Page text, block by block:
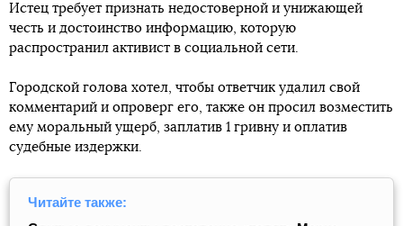
Истец требует признать недостоверной и унижающей
честь и достоинство информацию, которую
распространил активист в социальной сети.
Городской голова хотел, чтобы ответчик удалил свой
комментарий и опроверг его, также он просил возместить
ему моральный ущерб, заплатив 1 гривну и оплатив
судебные издержки.
Читайте также: